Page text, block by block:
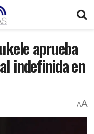
aprueba
indefinida en
AA